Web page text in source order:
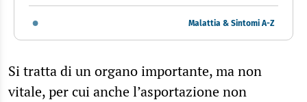
Malattia & Sintomi A-Z
Si tratta di un organo importante, ma non
vitale, per cui anche l’asportazione non